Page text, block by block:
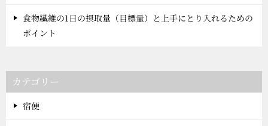
食物繊維の1日の摂取量（目標量）と上手にとり入れるための
ポイント
カテゴリー
宿便